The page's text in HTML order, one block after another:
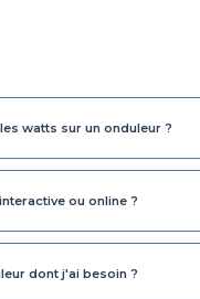
watts sur un onduleur ?
ou online ?
dont j'ai besoin ?